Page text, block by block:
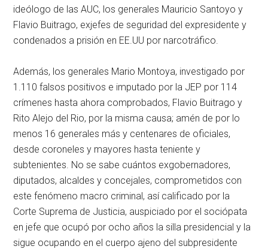
ideólogo de las AUC, los generales Mauricio Santoyo y
Flavio Buitrago, exjefes de seguridad del expresidente y
condenados a prisión en EE.UU por narcotráfico.
Además, los generales Mario Montoya, investigado por
1.110 falsos positivos e imputado por la JEP por 114
crímenes hasta ahora comprobados, Flavio Buitrago y
Rito Alejo del Rio, por la misma causa; amén de por lo
menos 16 generales más y centenares de oficiales,
desde coroneles y mayores hasta teniente y
subtenientes. No se sabe cuántos exgobernadores,
diputados, alcaldes y concejales, comprometidos con
este fenómeno macro criminal, así calificado por la
Corte Suprema de Justicia, auspiciado por el sociópata
en jefe que ocupó por ocho años la silla presidencial y la
sigue ocupando en el cuerpo ajeno del subpresidente